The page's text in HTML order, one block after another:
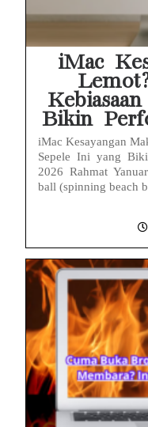
iMac
Bikin
iMac Kesayangan
Sepele Ini yang
2026 Rahmat
ball (spinning beach